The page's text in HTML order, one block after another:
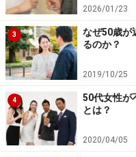
妙なオヤジとつきあっ
け』とか、私の大失恋
始めて。彼女を呼んだ
き、『でもさあ、ヤス
たよね。今、全然わか
思いました」
彼女は、「酔っ払いす
2026/01/23
3
なぜ50歳が
るのか？
2019/10/25
4
50代女性が
とは？
2020/04/05